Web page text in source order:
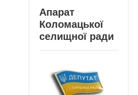
Апарат
Коломацької
селищної ради